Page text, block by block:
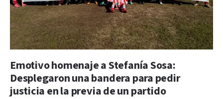
Emotivo homenaje a Stefanía Sosa:
Desplegaron una bandera para pedir
justicia en la previa de un partido